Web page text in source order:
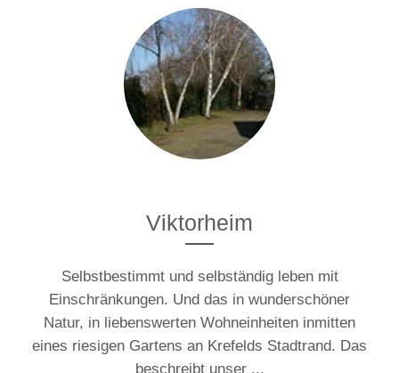
Viktorheim
Selbstbestimmt und selbständig leben mit
Einschränkungen. Und das in wunderschöner
Natur, in liebenswerten Wohneinheiten inmitten
eines riesigen Gartens an Krefelds Stadtrand. Das
beschreibt unser ...